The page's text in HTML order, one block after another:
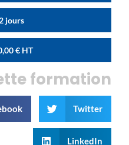
jours
€ HT
formation
Twitter
LinkedIn